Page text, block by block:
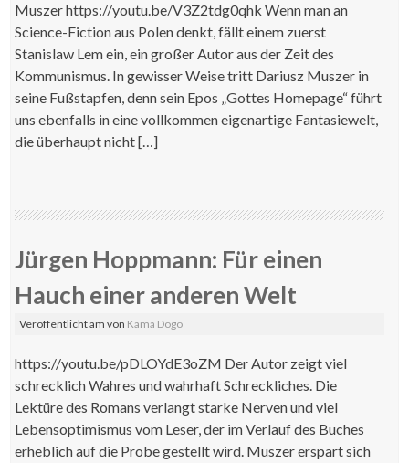
Muszer https://youtu.be/V3Z2tdg0qhk Wenn man an
Science-Fiction aus Polen denkt, fällt einem zuerst
Stanislaw Lem ein, ein großer Autor aus der Zeit des
Kommunismus. In gewisser Weise tritt Dariusz Muszer in
seine Fußstapfen, denn sein Epos „Gottes Homepage“ führt
uns ebenfalls in eine vollkommen eigenartige Fantasiewelt,
die überhaupt nicht […]
Jürgen Hoppmann: Für einen
Hauch einer anderen Welt
Veröffentlicht amvon Kama Dogo
https://youtu.be/pDLOYdE3oZM Der Autor zeigt viel
schrecklich Wahres und wahrhaft Schreckliches. Die
Lektüre des Romans verlangt starke Nerven und viel
Lebensoptimismus vom Leser, der im Verlauf des Buches
erheblich auf die Probe gestellt wird. Muszer erspart sich